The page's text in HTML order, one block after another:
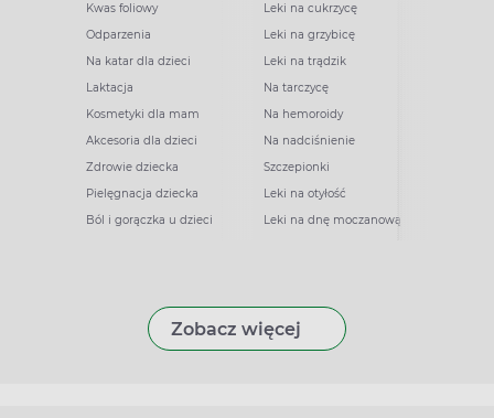
Kwas foliowy
Odparzenia
Na katar dla dzieci
Laktacja
Kosmetyki dla mam
Akcesoria dla dzieci
Zdrowie dziecka
Pielęgnacja dziecka
Ból i gorączka u dzieci
Leki na cukrzycę
Leki na grzybicę
Leki na trądzik
Na tarczycę
Na hemoroidy
Na nadciśnienie
Szczepionki
Leki na otyłość
Leki na dnę moczanową
Zobacz więcej